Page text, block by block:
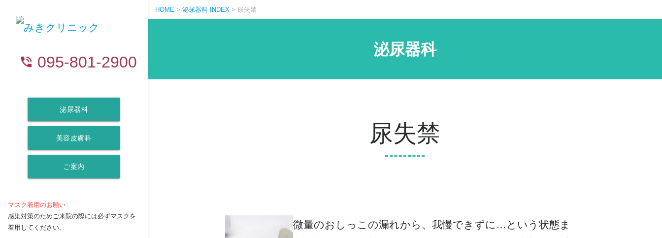
HOME > 泌尿器科 INDEX > 尿失禁
泌尿器科
尿失禁
微量のおしっこの漏れから、我慢できずに…という状態ま
phone_in_talk 095-801-2900
泌尿器科
美容皮膚科
ご案内
マスク着用のお願い
感染対策のためご来院の際には必ずマスクを
着用してください。